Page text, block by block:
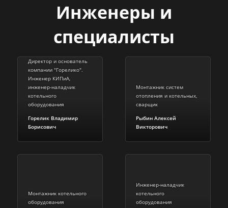
Инженеры и
специалисты
Директор и основатель
компании "Горелико".
Инженер КИПиА,
инженер-наладчик
котельного
оборудования
Горелик Владимир
Борисович
Монтажник систем
отопления и котельных,
сварщик
Рыбин Алексей
Викторович
Монтажник котельного
оборудования
Инженер-наладчик
котельного
оборудования